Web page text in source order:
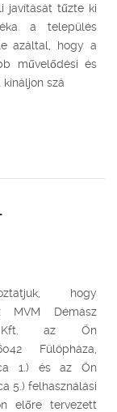
javítását tűzte ki
a település
azáltal, hogy a
művelődési és
szá
hogy
MVM Démász
Kft. az Ön
Fülöpháza,
1.) és az Ön
5.) felhasználási
előre tervezett